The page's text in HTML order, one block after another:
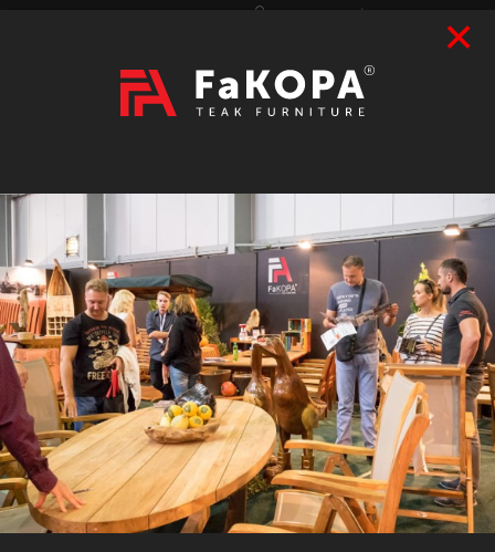
×
VÝSTAVY 2026
prázdný
CZK EUR
TEAK
ART / DOPLŇKY
RATAN
NÁBYTEK ZE SUARU